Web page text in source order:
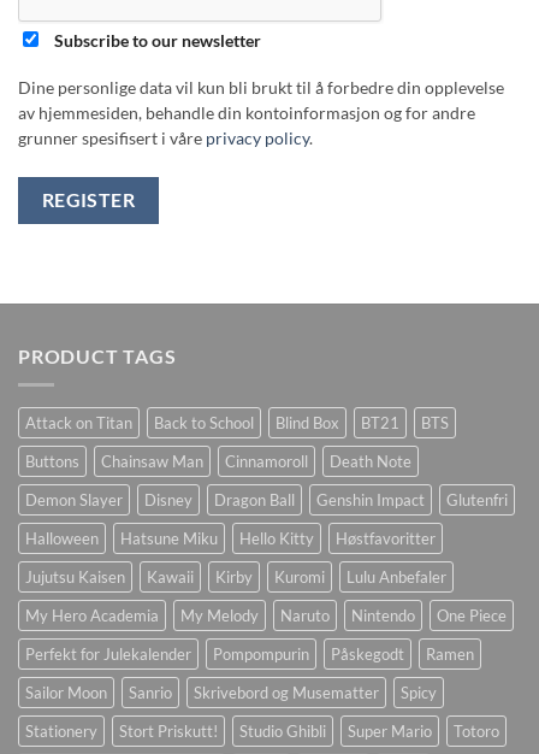
Subscribe to our newsletter
Dine personlige data vil kun bli brukt til å forbedre din opplevelse
av hjemmesiden, behandle din kontoinformasjon og for andre
grunner spesifisert i våre privacy policy.
REGISTER
PRODUCT TAGS
Attack on Titan Back to School Blind Box BT21
BTS
Buttons
Chainsaw Man Cinnamoroll
Death Note
Demon Slayer
Disney Dragon Ball Genshin Impact
Glutenfri
Halloween
Hatsune Miku Hello Kitty
Høstfavoritter
Jujutsu Kaisen
Kawaii Kirby Kuromi
Lulu Anbefaler
My Hero Academia
My Melody Naruto Nintendo
One Piece
Perfekt for Julekalender
Pompompurin Påskegodt
Ramen
Sailor Moon
Sanrio Skrivebord og Musematter
Spicy
Stationery
Stort Priskutt! Studio Ghibli Super Mario
Totoro